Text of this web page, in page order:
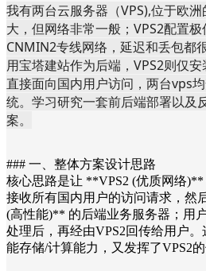
我有两台云服务器（VPS),位于欧
大，但网络非常一般；VPS2配置
CNMIN2专线网络，延迟和丢包都
用宝塔建站作为后端，VPS2则仅
直接面向国内用户访问，两台vps
统。学习研究一套前后端部署以及
案。
### 一、整体方案设计思路
核心思路是让 **VPS2 (优质网络)**
接收所有国内用户的访问请求，然
(高性能)** 的后端业务服务器；用
处理后，再经由VPS2回传给用户
能存储/计算能力，又发挥了VPS2的